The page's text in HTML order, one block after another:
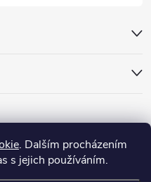
. Dalším procházením
s jejich používáním.